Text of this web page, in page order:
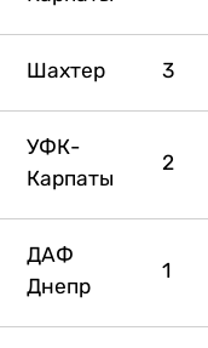
Шахтер 3
УФК-
Карпаты
2
ДАФ
Днепр
1